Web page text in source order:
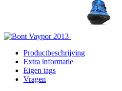
Productbeschrijving
Extra informatie
Eigen tags
Vragen